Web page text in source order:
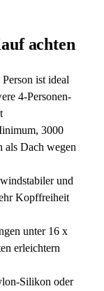
achten
ist ideal
4-Personen-
3000
als Dach wegen
und
Kopffreiheit
unter 16 x
erleichtern
Silikon oder